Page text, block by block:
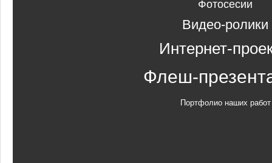
Фотосесии
Видео-ролики
Интернет-
Флеш-
Портфолио наших работ